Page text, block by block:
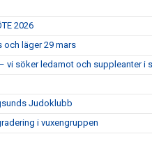
2026
och läger 29 mars
vi söker ledamot och suppleanter i
Judoklubb
i vuxengruppen